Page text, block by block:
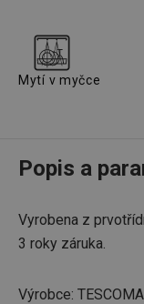
Mytí v myčce
Popis a
Vyrobena z
3 roky záruka.
Výrobce: